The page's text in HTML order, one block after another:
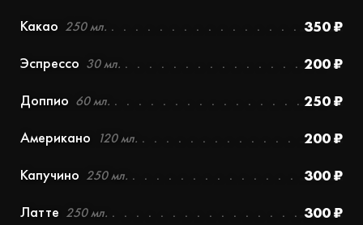
Какао 250 мл.
350 ₽
Эспрессо 30 мл.
200 ₽
Доппио 60 мл.
250 ₽
Американо
120 мл.
200 ₽
Капучино 250 мл.
300 ₽
Латте 250 мл.
300 ₽